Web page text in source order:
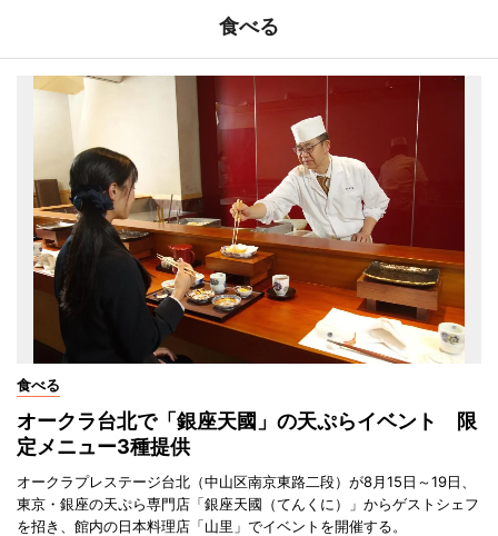
食べる
食べる
オークラ台北で「銀座天國」の天ぷらイベント 限
定メニュー3種提供
オークラプレステージ台北（中山区南京東路二段）が8月15日～19日、
東京・銀座の天ぷら専門店「銀座天國（てんくに）」からゲストシェフ
を招き、館内の日本料理店「山里」でイベントを開催する。